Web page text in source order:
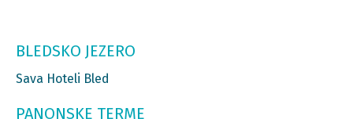
BLEDSKO JEZERO
Sava Hoteli Bled
PANONSKE TERME